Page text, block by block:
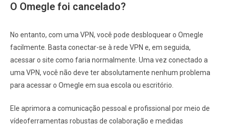
O Omegle foi cancelado?
No entanto, com uma VPN, você pode desbloquear o Omegle
facilmente. Basta conectar-se à rede VPN e, em seguida,
acessar o site como faria normalmente. Uma vez conectado a
uma VPN, você não deve ter absolutamente nenhum problema
para acessar o Omegle em sua escola ou escritório.
Ele aprimora a comunicação pessoal e profissional por meio de
vídeoferramentas robustas de colaboração e medidas